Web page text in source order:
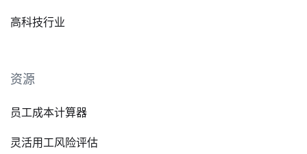
高科技行业
资源
员工成本计算器
灵活用工风险评估